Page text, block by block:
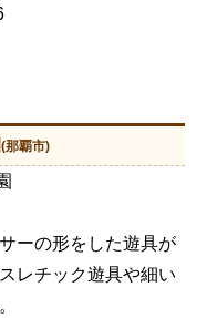
(那覇市)
ーの形をした遊具が
レチック遊具や細い